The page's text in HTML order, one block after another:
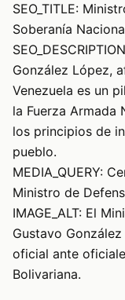
SEO_TITLE:
Soberanía
González López,
Venezuela es un
la Fuerza Armada
los principios de
pueblo.
MEDIA_QUERY:
Ministro de
IMAGE_ALT: El
Gustavo
oficial ante
Bolivariana.